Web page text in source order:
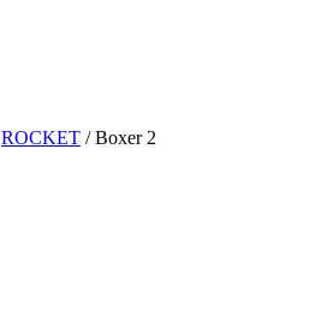
ROCKET / Boxer 2